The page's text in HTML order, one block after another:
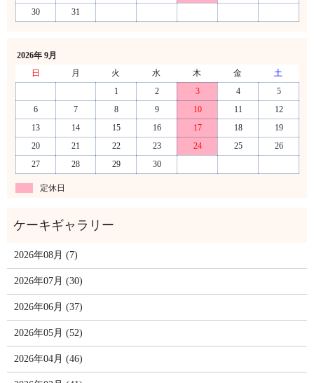
30
31
2026年 9月
日
月 火 水 木 金
土
1
2 3 4
5
6
7 8 9 10 11
12
13
14 15 16 17 18
19
20
21 22 23 24 25
26
27
28 29 30
定休日
2026年08月 (7)
2026年07月 (30)
2026年06月 (37)
2026年05月 (52)
2026年04月 (46)